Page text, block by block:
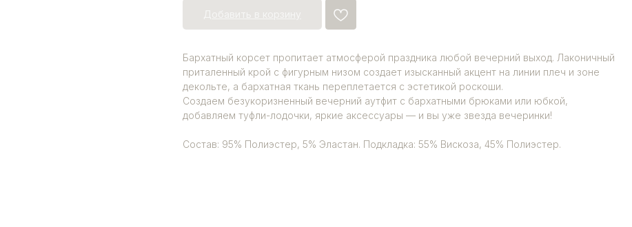
Бархатный корсет пропитает атмосферой праздника любой вечерний выход. Лаконичный
приталенный крой с фигурным низом создает изысканный акцент на линии плеч и зоне
декольте, а бархатная ткань переплетается с эстетикой роскоши.
Создаем безукоризненный вечерний аутфит с бархатными брюками или юбкой,
добавляем туфли-лодочки, яркие аксессуары — и вы уже звезда вечеринки!
Состав: 95% Полиэстер, 5% Эластан. Подкладка: 55% Вискоза, 45% Полиэстер.